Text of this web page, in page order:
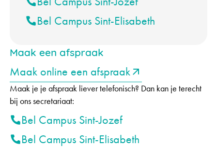
Bel Campus Sint-Elisabeth
Maak een afspraak
Maak online een afspraak
Maak je je afspraak liever telefonisch? Dan kan je terecht
bij ons secretariaat:
Bel Campus Sint-Jozef
Bel Campus Sint-Elisabeth